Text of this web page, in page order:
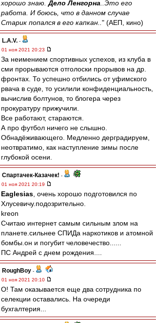
хорошо знаю.Дело Ленгорна ..Это его
работа. И боюсь, что в данном случае
Старик попался в его капкан.. " (АЕП, кино)
L.А.V. -
01 ноя 2021 20:23
За неимением спортивных успехов, из клуба в
сми прорываются отголоски прорывов на др.
фронтах. То успешно отбились от уфимского
рвача в суде, то усилили конфиденциальность,
вычислив болтунов, то блогера через
прокуратуру прижучили.
Все работают, стараются.
А про футбол ничего не слышно.
Обнадёживающего. Медленно дерградируем,
неотвратимо, как наступление зимы после
глубокой осени.
Спартачек-Казачек! -
01 ноя 2021 20:19
Eaglesias , очень хорошо подготовился по
Хлусевичу.подозрительно.
kreon
Считаю интернет самым сильным злом на
планете.сильнее СПИДа наркотиков и атомной
бомбы.он и погубит человечество......
ПС Андрей с днем рождения....
RoughBoy -
01 ноя 2021 20:10
О! Там оказывается еще два сотрудника по
селекции оставались. На очереди
бухгалтерия...